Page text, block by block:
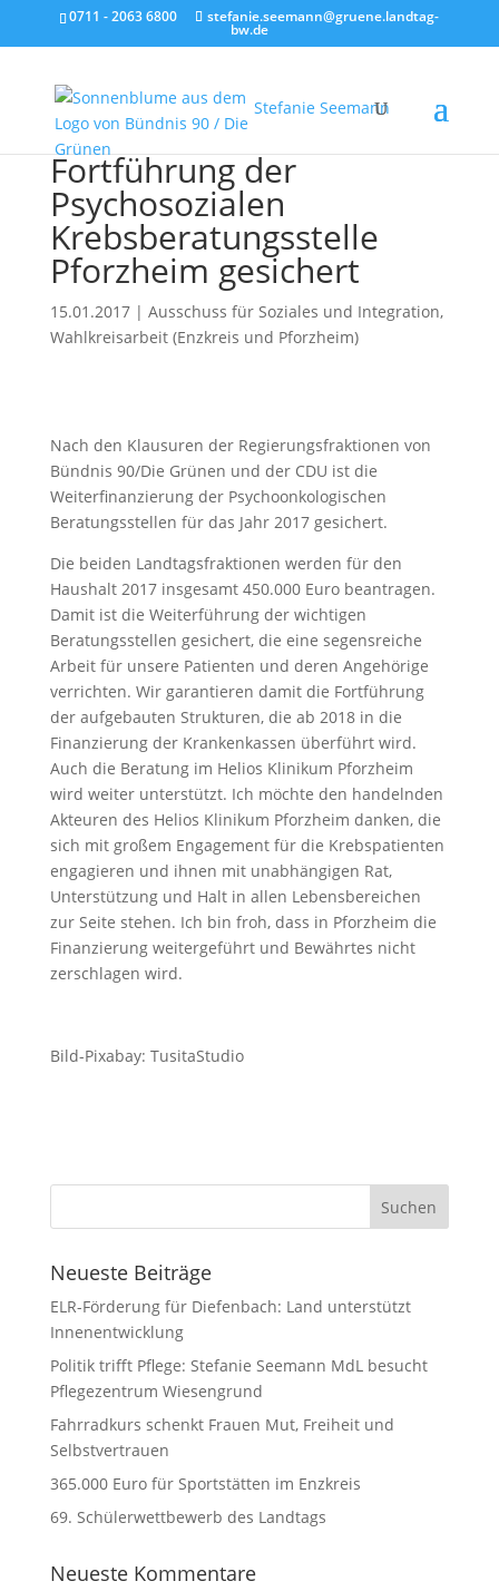
0711 - 2063 6800 stefanie.seemann@gruene.landtag-
bw.de
Stefanie Seemann
Fortführung der
Psychosozialen
Krebsberatungsstelle
Pforzheim gesichert
15.01.2017| Ausschuss für Soziales und Integration,
Wahlkreisarbeit (Enzkreis und Pforzheim)
Nach den Klausuren der Regierungsfraktionen von
Bündnis 90/Die Grünen und der CDU ist die
Weiterfinanzierung der Psychoonkologischen
Beratungsstellen für das Jahr 2017 gesichert.
Die beiden Landtagsfraktionen werden für den
Haushalt 2017 insgesamt 450.000 Euro beantragen.
Damit ist die Weiterführung der wichtigen
Beratungsstellen gesichert, die eine segensreiche
Arbeit für unsere Patienten und deren Angehörige
verrichten. Wir garantieren damit die Fortführung
der aufgebauten Strukturen, die ab 2018 in die
Finanzierung der Krankenkassen überführt wird.
Auch die Beratung im Helios Klinikum Pforzheim
wird weiter unterstützt. Ich möchte den handelnden
Akteuren des Helios Klinikum Pforzheim danken, die
sich mit großem Engagement für die Krebspatienten
engagieren und ihnen mit unabhängigen Rat,
Unterstützung und Halt in allen Lebensbereichen
zur Seite stehen. Ich bin froh, dass in Pforzheim die
Finanzierung weitergeführt und Bewährtes nicht
zerschlagen wird.
Bild-Pixabay: TusitaStudio
Neueste Beiträge
ELR-Förderung für Diefenbach: Land unterstützt
Innenentwicklung
Politik trifft Pflege: Stefanie Seemann MdL besucht
Pflegezentrum Wiesengrund
Fahrradkurs schenkt Frauen Mut, Freiheit und
Selbstvertrauen
365.000 Euro für Sportstätten im Enzkreis
69. Schülerwettbewerb des Landtags
Neueste Kommentare